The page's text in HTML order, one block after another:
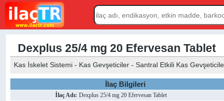
Dexplus 25/4 mg 20 Efervesan Tablet
Kas İskelet Sistemi - Kas Gevşeticiler - Santral Etkili Kas
İlaç Bilgileri
İlaç Adı: Dexplus 25/4 mg 20 Efervesan Tablet